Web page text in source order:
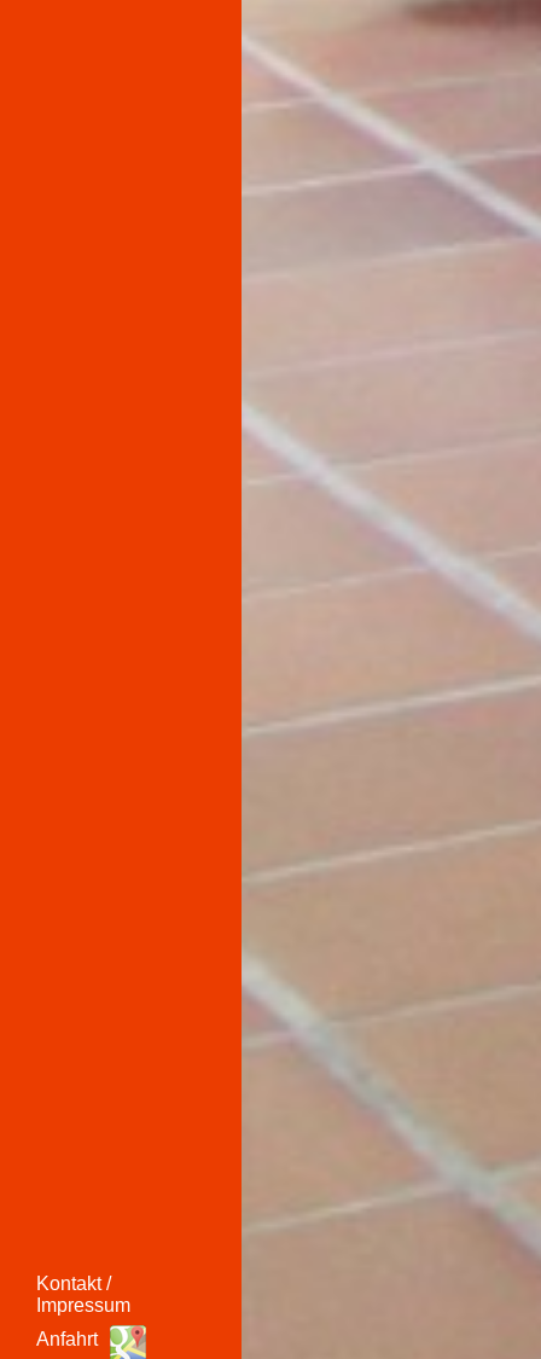
Kontakt /
Impressum
Anfahrt